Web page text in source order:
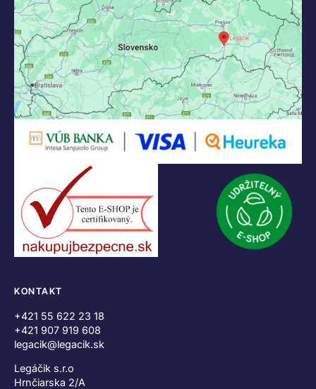
KONTAKT
+421 55 622 23 18
+421 907 919 608
legacik@legacik.sk
Legáčik s.r.o
Hrnčiarska 2/A